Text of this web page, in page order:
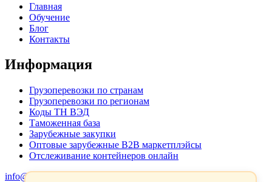
Главная
Обучение
Блог
Контакты
Информация
Грузоперевозки по странам
Грузоперевозки по регионам
Коды ТН ВЭД
Таможенная база
Зарубежные закупки
Оптовые зарубежные B2B маркетплэйсы
Отслеживание контейнеров онлайн
info@favorit-trans-import.ru